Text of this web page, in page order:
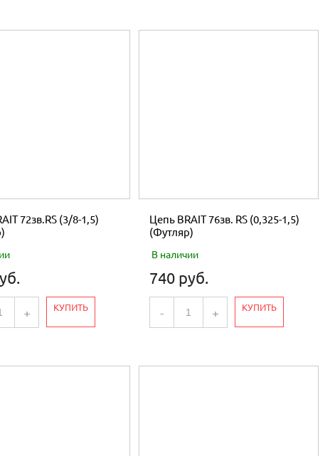
72зв.RS (3/8-1,5)
+ КУПИТЬ
Цепь BRAIT 76зв. RS (0,325-1,5)
(Футляр)
В наличии
740 руб.
- + КУПИТЬ